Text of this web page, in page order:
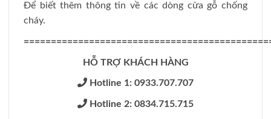
Để biết thêm thông tin về các dòng cửa gỗ chống
cháy.
HỖ TRỢ KHÁCH HÀNG
Hotline 1: 0933.707.707
Hotline 2: 0834.715.715